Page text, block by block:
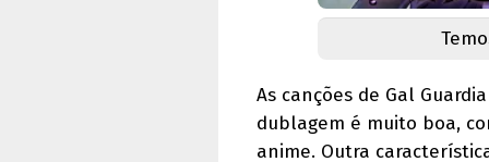
As canções de Gal
dublagem é muito boa,
anime. Outra